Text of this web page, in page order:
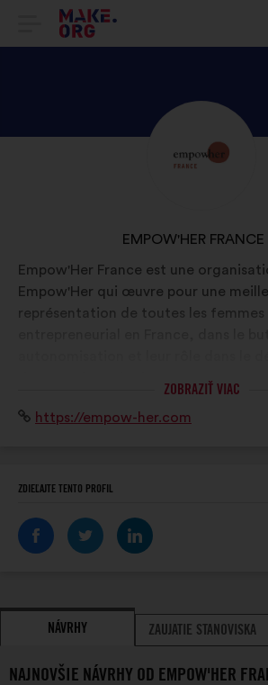
PREJSŤ
DOMOVSKÚ
STRÁNKU
MAKE.ORG
FRANCE
NÁZOV
EMPOW'HER FRANCE
Životopis:
Empow'Her France est une
Empow'Her qui œuvre pour une
représentation de toutes les femmes
d’une société plus juste et
ZOBRAZIŤ VIAC
Internetová
https://empow-her.com
ZDIEĽAJTE TENTO PROFIL
NÁVRHY ZAUJATIE STANOVISKA
NAJNOVŠIE NÁVRHY OD EMPOW'HER